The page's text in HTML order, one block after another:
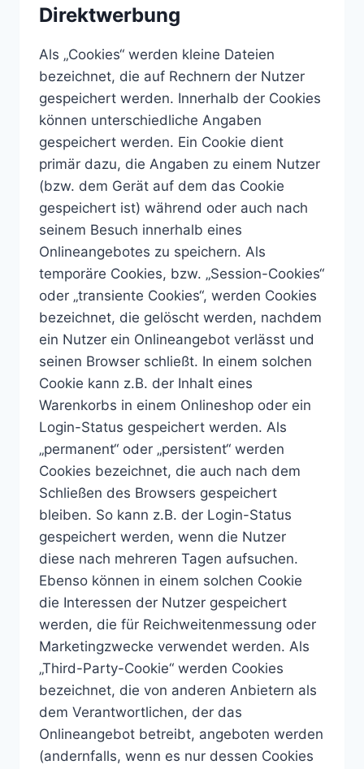
Direktwerbung
Als „Cookies“ werden kleine Dateien
bezeichnet, die auf Rechnern der Nutzer
gespeichert werden. Innerhalb der Cookies
können unterschiedliche Angaben
gespeichert werden. Ein Cookie dient
primär dazu, die Angaben zu einem Nutzer
(bzw. dem Gerät auf dem das Cookie
gespeichert ist) während oder auch nach
seinem Besuch innerhalb eines
Onlineangebotes zu speichern. Als
temporäre Cookies, bzw. „Session-Cookies“
oder „transiente Cookies“, werden Cookies
bezeichnet, die gelöscht werden, nachdem
ein Nutzer ein Onlineangebot verlässt und
seinen Browser schließt. In einem solchen
Cookie kann z.B. der Inhalt eines
Warenkorbs in einem Onlineshop oder ein
Login-Status gespeichert werden. Als
„permanent“ oder „persistent“ werden
Cookies bezeichnet, die auch nach dem
Schließen des Browsers gespeichert
bleiben. So kann z.B. der Login-Status
gespeichert werden, wenn die Nutzer
diese nach mehreren Tagen aufsuchen.
Ebenso können in einem solchen Cookie
die Interessen der Nutzer gespeichert
werden, die für Reichweitenmessung oder
Marketingzwecke verwendet werden. Als
„Third-Party-Cookie“ werden Cookies
bezeichnet, die von anderen Anbietern als
dem Verantwortlichen, der das
Onlineangebot betreibt, angeboten werden
(andernfalls, wenn es nur dessen Cookies